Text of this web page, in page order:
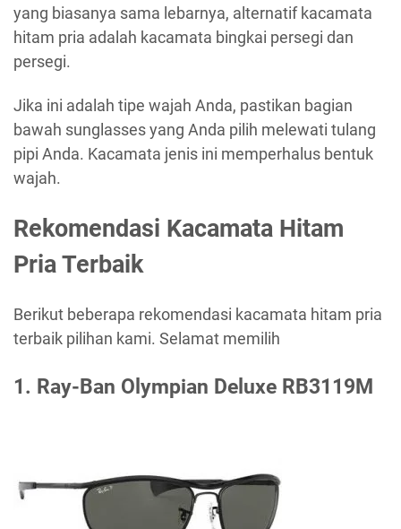
yang biasanya sama lebarnya, alternatif kacamata
hitam pria adalah kacamata bingkai persegi dan
persegi.
Jika ini adalah tipe wajah Anda, pastikan bagian
bawah sunglasses yang Anda pilih melewati tulang
pipi Anda. Kacamata jenis ini memperhalus bentuk
wajah.
Rekomendasi Kacamata Hitam
Pria Terbaik
Berikut beberapa rekomendasi kacamata hitam pria
terbaik pilihan kami. Selamat memilih
1. Ray-Ban Olympian Deluxe RB3119M